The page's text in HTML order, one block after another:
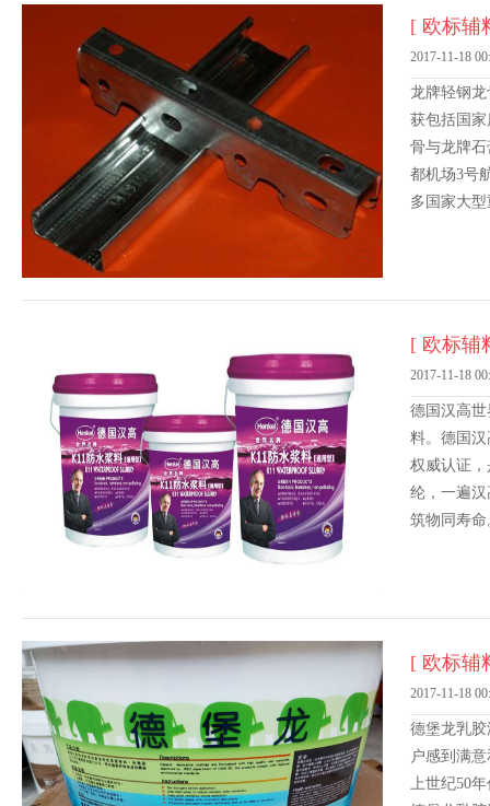
[ 欧标辅
2017-11-18
龙牌轻钢
获包括国
骨与龙牌
都机场3号
多国家大
[ 欧标辅
2017-11-18
德国汉高
料。德国
权威认证
纶，一遍
筑物同寿命
[ 欧标辅
2017-11-18
德堡龙乳
户感到满
上世纪50